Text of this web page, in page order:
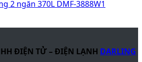
63 63 46